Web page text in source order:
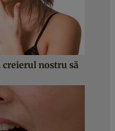
creierul nostru să